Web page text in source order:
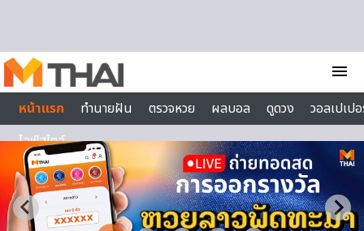
menu
หน้าแรก
ทำนายฝัน ตรวจหวย ผลบอล ดูดวง
วอลเปเป
ไลฟ์สไตล์